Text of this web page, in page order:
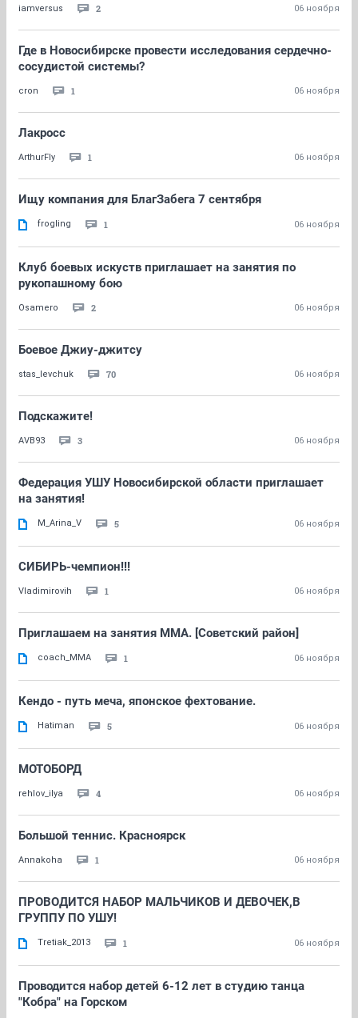
iamversus 2 06 ноября
Где в Новосибирске провести исследования сердечно-
сосудистой системы?
cron 1 06 ноября
Лакросс
ArthurFly 1 06 ноября
Ищу компания для БлагЗабега 7 сентября
frogling 1 06 ноября
Клуб боевых искуств приглашает на занятия по
рукопашному бою
Osamero 2 06 ноября
Боевое Джиу-джитсу
stas_levchuk 70 06 ноября
Подскажите!
AVB93 3 06 ноября
Федерация УШУ Новосибирской области приглашает
на занятия!
M_Arina_V 5 06 ноября
СИБИРЬ-чемпион!!!
Vladimirovih 1 06 ноября
Приглашаем на занятия ММА. [Советский район]
coach_MMA 1 06 ноября
Кендо - путь меча, японское фехтование.
Hatiman 5 06 ноября
МОТОБОРД
rehlov_ilya 4 06 ноября
Большой теннис. Красноярск
Annakoha 1 06 ноября
ПРОВОДИТСЯ НАБОР МАЛЬЧИКОВ И ДЕВОЧЕК,В
ГРУППУ ПО УШУ!
Tretiak_2013 1 06 ноября
Проводится набор детей 6-12 лет в студию танца
"Кобра" на Горском